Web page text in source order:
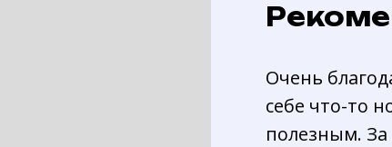
Очень
себе что-то
полезным.